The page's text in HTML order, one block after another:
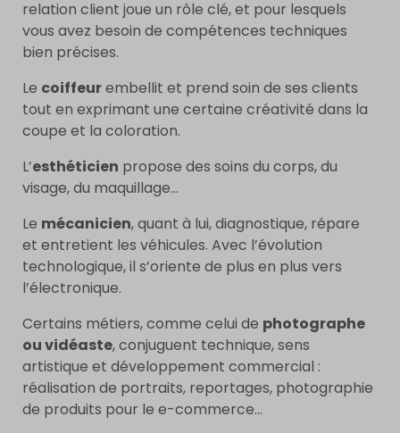
relation client joue un rôle clé, et pour lesquels
vous avez besoin de compétences techniques
bien précises.
Le coiffeurembellit et prend soin de ses clients
tout en exprimant une certaine créativité dans la
coupe et la coloration.
L’esthéticien propose des soins du corps, du
visage, du maquillage…
Le mécanicien, quant à lui, diagnostique, répare
et entretient les véhicules. Avec l’évolution
technologique, il s’oriente de plus en plus vers
l’électronique.
Certains métiers, comme celui de photographe
ou vidéaste, conjuguent technique, sens
artistique et développement commercial :
réalisation de portraits, reportages, photographie
de produits pour le e-commerce…